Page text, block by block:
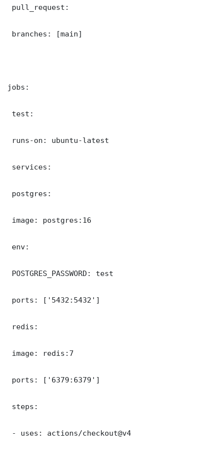
pull_request:
branches: [main]
jobs:
test:
runs-on: ubuntu-latest
services:
postgres:
image: postgres:16
env:
POSTGRES_PASSWORD: test
ports: ['5432:5432']
redis:
image: redis:7
ports: ['6379:6379']
steps:
- uses: actions/checkout@v4